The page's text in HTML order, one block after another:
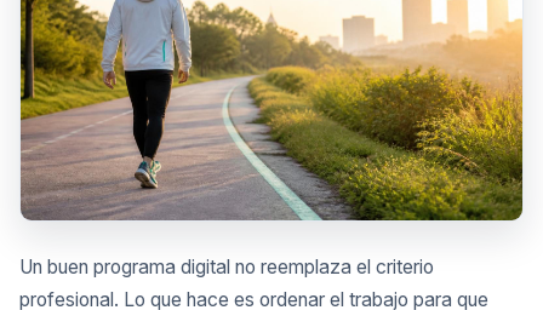
Un buen programa digital no reemplaza el criterio
profesional. Lo que hace es ordenar el trabajo para que